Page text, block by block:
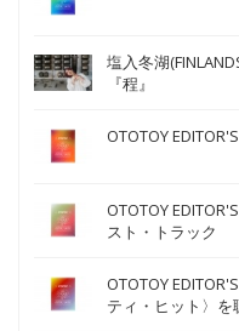
塩入冬湖
『程』
OTOTOY
OTOTOY
スト・トラック
OTOTOY
ティ・ヒット〉を